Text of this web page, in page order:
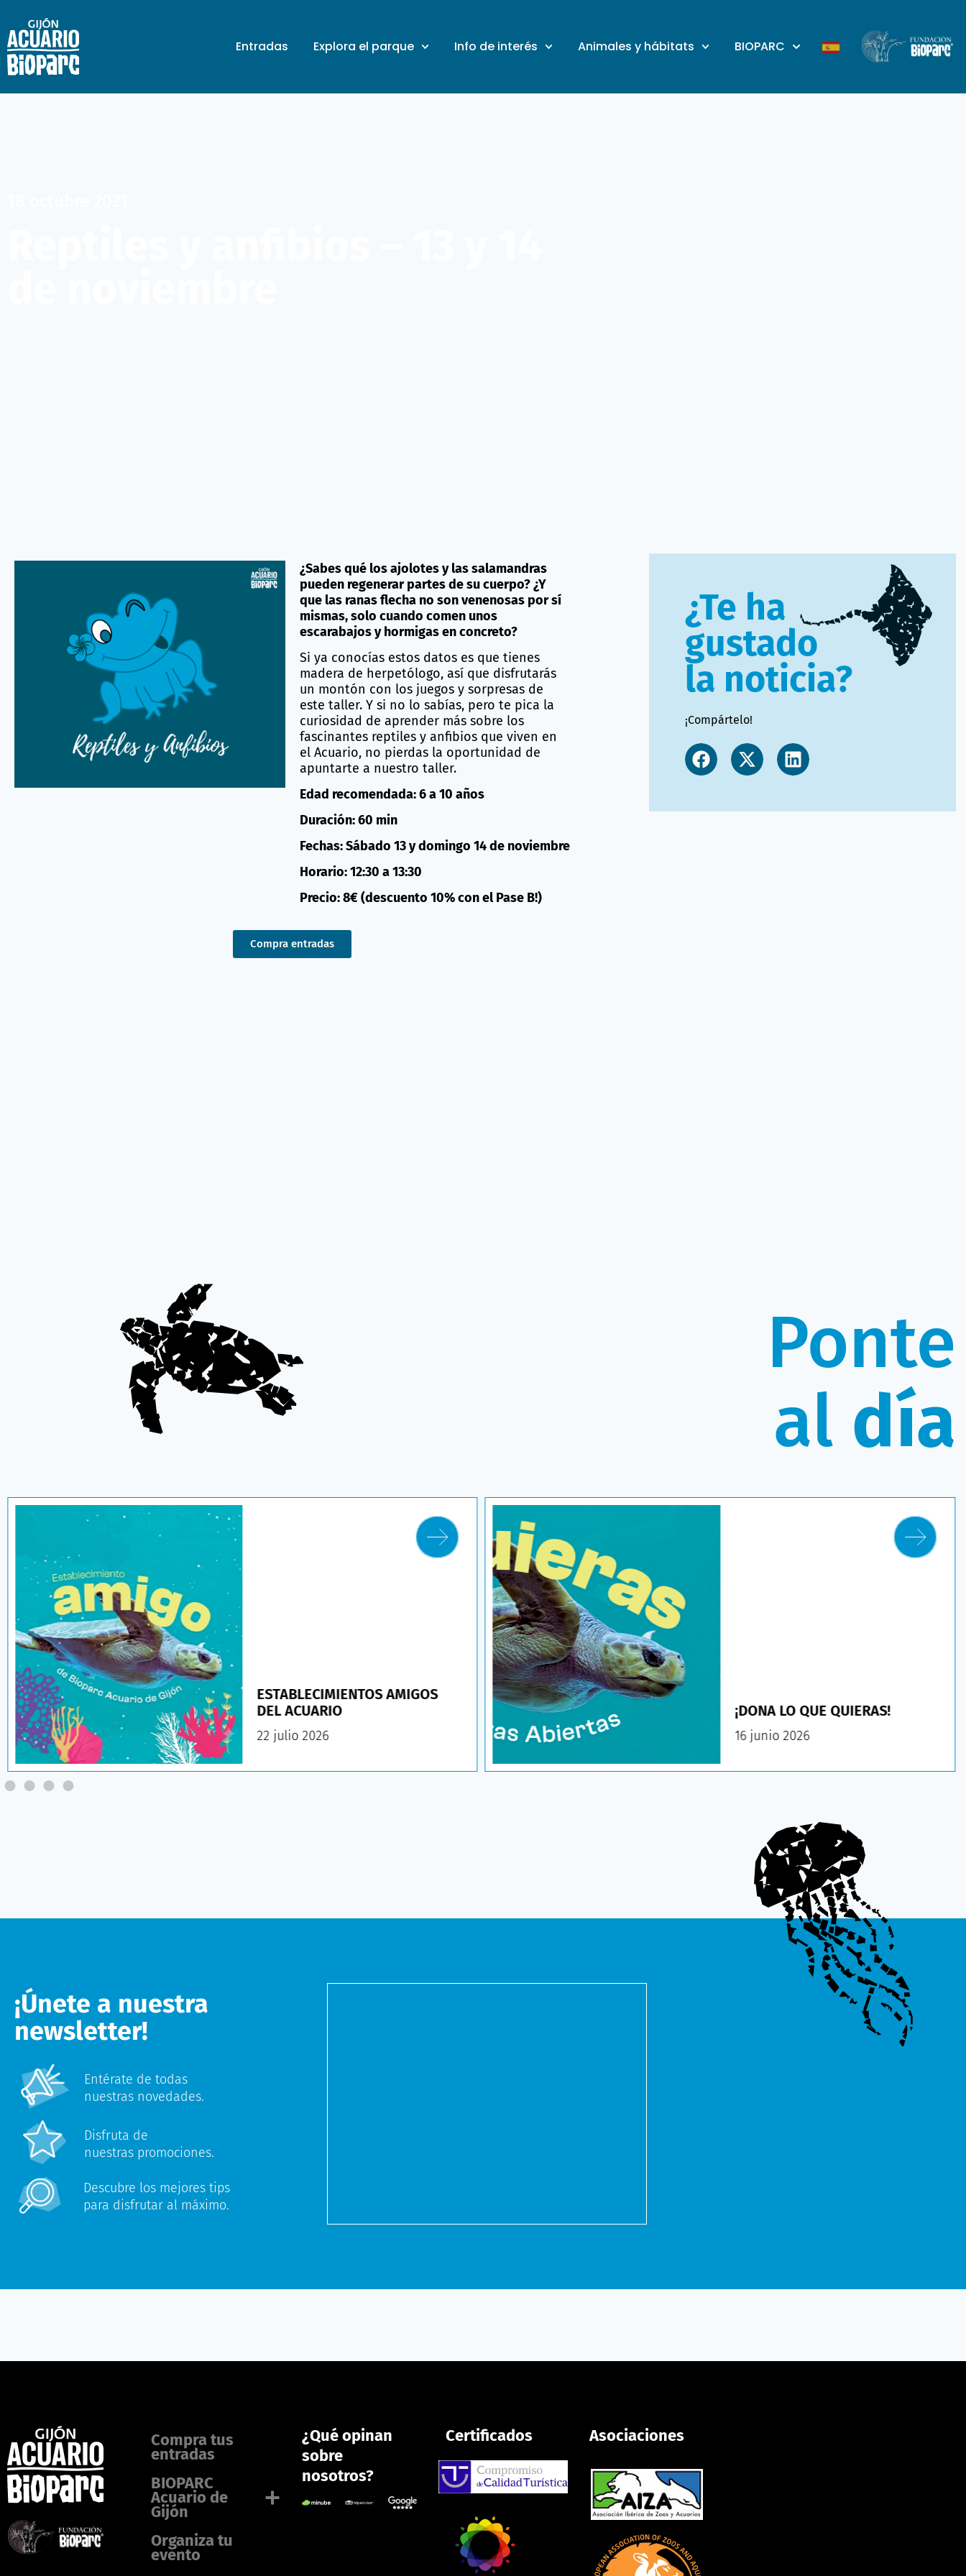
Entradas Explora el parque Info de interés Animales y hábitats BIOPARC
¿Sabes qué los ajolotes y las salamandras
pueden regenerar partes de su cuerpo? ¿Y
que las ranas flecha no son venenosas por sí
mismas, solo cuando comen unos
escarabajos y hormigas en concreto?
Si ya conocías estos datos es que tienes
madera de herpetólogo, así que disfrutarás
un montón con los juegos y sorpresas de
este taller. Y si no lo sabías, pero te pica la
curiosidad de aprender más sobre los
fascinantes reptiles y anfibios que viven en
el Acuario, no pierdas la oportunidad de
apuntarte a nuestro taller.
Edad recomendada: 6 a 10 años
Duración: 60 min
Fechas: Sábado 13 y domingo 14 de noviembre
Horario: 12:30 a 13:30
Precio: 8€ (descuento 10% con el Pase B!)
Compra entradas
¿Te ha
gustado
la noticia?
¡Compártelo!
Ponte
al día
ESTABLECIMIENTOS AMIGOS
DEL ACUARIO
22 julio 2026
¡DONA LO QUE QUIERAS!
16 junio 2026
¡Únete a nuestra
newsletter!
Entérate de todas
nuestras novedades.
Disfruta de
nuestras promociones.
Descubre los mejores tips
para disfrutar al máximo.
Compra tus
entradas
BIOPARC
Acuario de
Gijón
Organiza tu
evento
¿Qué opinan
sobre
nosotros?
Certificados Asociaciones